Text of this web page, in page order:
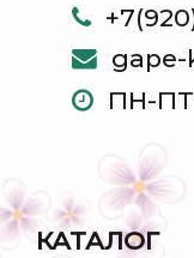
gape-
ПН-ПТ
КАТАЛОГ